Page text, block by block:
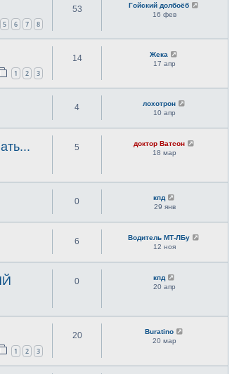
5 6 7 8
53
Гойский долбоёб
16 фев
1 2 3
14
Жека
17 апр
4
лохотрон
10 апр
5
доктор Ватсон
18 мар
0
кпд
29 янв
6
Водитель МТ-ЛБу
12 ноя
0
кпд
20 апр
1 2 3
20
Buratino
20 мар